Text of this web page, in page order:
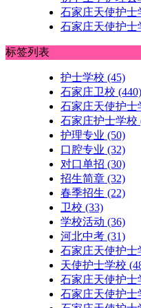
石家庄天使护士
石家庄天使护士
标签列表
护士学校 (45)
石家庄卫校 (440)
石家庄天使护士
石家庄护士学校
护理专业 (50)
口腔专业 (32)
对口单招 (30)
招生简章 (32)
春季招生 (22)
卫校 (33)
学校活动 (36)
河北中考 (31)
石家庄天使护士
天使护士学校
石家庄天使护士
石家庄天使护士